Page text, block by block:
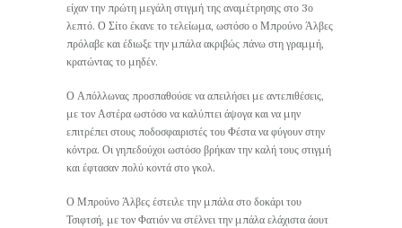
είχαν την πρώτη μεγάλη στιγμή της αναμέτρησης στο 3ο
λεπτό. Ο Σίτο έκανε το τελείωμα, ωστόσο ο Μπρούνο Άλβες
πρόλαβε και έδιωξε την μπάλα ακριβώς πάνω στη γραμμή,
κρατώντας το μηδέν.
Ο Απόλλωνας προσπαθούσε να απειλήσει με αντεπιθέσεις,
με τον Αστέρα ωστόσο να καλύπτει άψογα και να μην
επιτρέπει στους ποδοσφαιριστές του Φέστα να φύγουν στην
κόντρα. Οι γηπεδούχοι ωστόσο βρήκαν την καλή τους στιγμή
και έφτασαν πολύ κοντά στο γκολ.
Ο Μπρούνο Άλβες έστειλε την μπάλα στο δοκάρι του
Τσιφτσή, με τον Φατιόν να στέλνει την μπάλα ελάχιστα άουτ